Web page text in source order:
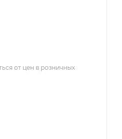
от цен в розничных